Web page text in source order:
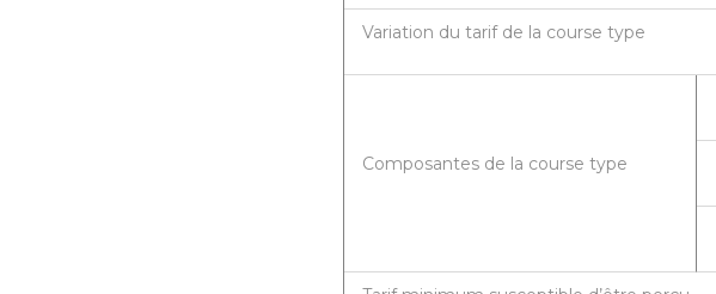
Variation du tarif de la course type
Composantes de la course type